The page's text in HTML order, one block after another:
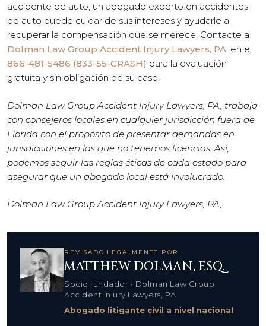
accidente de auto, un abogado experto en accidentes
de auto puede cuidar de sus intereses y ayudarle a
recuperar la compensación que se merece. Contacte a
Dolman Law Group Accident Injury Lawyers, PA, en el
866-481-5486 (833-55-CRASH) para la evaluación
gratuita y sin obligación de su caso.
Dolman Law Group Accident Injury Lawyers, PA, trabaja
con consejeros locales en cualquier jurisdicción fuera de
Florida con el propósito de presentar demandas en
jurisdicciones en las que no tenemos licencias. Así,
podemos seguir las reglas éticas de cada estado para
asegurar que un abogado local está involucrado.
Dolman Law Group Accident Injury Lawyers, PA,
REVISADO LEGALMENTE POR
MATTHEW DOLMAN, ESQ.
Socio fundador • Dolman Law Group
Accident Injury Lawyers, PA
Abogado litigante civil a nivel nacional